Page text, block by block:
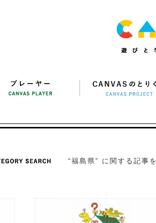
“福島県” に関する記事